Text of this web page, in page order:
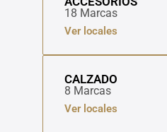
18 Marcas
Ver locales
CALZADO
8 Marcas
Ver locales